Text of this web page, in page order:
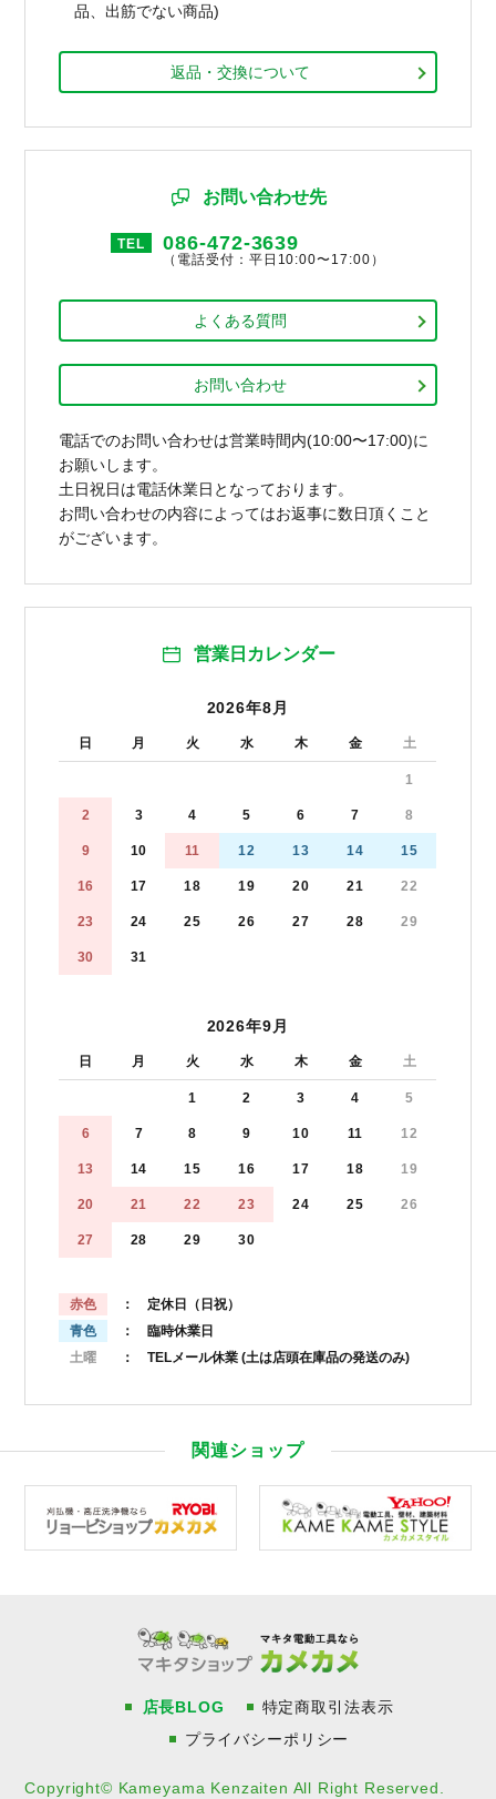
品、出筋でない商品)
返品・交換について
お問い合わせ先
TEL 086-472-3639
（電話受付：平日10:00〜17:00）
よくある質問
お問い合わせ
電話でのお問い合わせは営業時間内(10:00〜17:00)に
お願いします。
土日祝日は電話休業日となっております。
お問い合わせの内容によってはお返事に数日頂くこと
がございます。
営業日カレンダー
2026年8月
日 月 火 水 木 金 土
1
2 3 4 5 6 7 8
9 10 11 12 13 14 15
16 17 18 19 20 21 22
23 24 25 26 27 28 29
30 31
2026年9月
日 月 火 水 木 金 土
1 2 3 4 5
6 7 8 9 10 11 12
13 14 15 16 17 18 19
20 21 22 23 24 25 26
27 28 29 30
赤色
： 定休日（日祝）
青色
： 臨時休業日
土曜
： TELメール休業 (土は店頭在庫品の発送のみ)
関連ショップ
店長BLOG
特定商取引法表示
プライバシーポリシー
Copyright© Kameyama Kenzaiten All Right Reserved.